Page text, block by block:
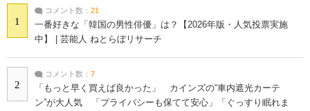
1
コメント数： 21
一番好きな「韓国の男性俳優」は？【2026年版・人気投票実施
中】 | 芸能人 ねとらぼリサーチ
2
コメント数： 7
「もっと早く買えば良かった」 カインズの“車内遮光カーテ
ン”が大人気 「プライバシーも保てて安心」「ぐっすり眠れま